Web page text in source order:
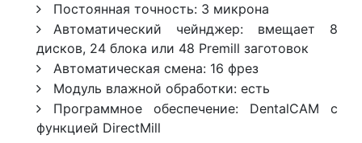
Постоянная точность: 3 микрона
Автоматический чейнджер: вмещает 8
дисков, 24 блока или 48 Premill заготовок
Автоматическая смена: 16 фрез
Модуль влажной обработки: есть
Программное обеспечение: DentalCAM с
функцией DirectMill